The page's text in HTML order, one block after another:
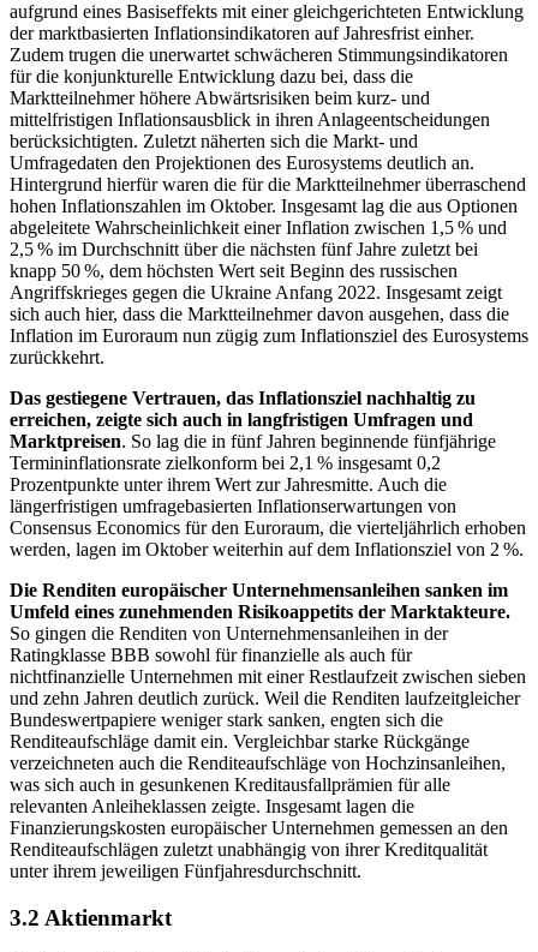
aufgrund eines Basiseffekts mit einer gleichgerichteten Entwicklung
der marktbasierten Inflationsindikatoren auf Jahresfrist einher.
Zudem trugen die unerwartet schwächeren Stimmungsindikatoren
für die konjunkturelle Entwicklung dazu bei, dass die
Marktteilnehmer höhere Abwärtsrisiken beim kurz- und
mittelfristigen Inflationsausblick in ihren Anlageentscheidungen
berücksichtigten. Zuletzt näherten sich die Markt- und
Umfragedaten den Projektionen des Eurosystems deutlich an.
Hintergrund hierfür waren die für die Marktteilnehmer überraschend
hohen Inflationszahlen im Oktober. Insgesamt lag die aus Optionen
abgeleitete Wahrscheinlichkeit einer Inflation zwischen 1,5 % und
2,5 % im Durchschnitt über die nächsten fünf Jahre zuletzt bei
knapp 50 %, dem höchsten Wert seit Beginn des russischen
Angriffskrieges gegen die Ukraine Anfang 2022. Insgesamt zeigt
sich auch hier, dass die Marktteilnehmer davon ausgehen, dass die
Inflation im Euroraum nun zügig zum Inflationsziel des Eurosystems
zurückkehrt.
Das gestiegene Vertrauen, das Inflationsziel nachhaltig zu
erreichen, zeigte sich auch in langfristigen Umfragen und
Marktpreisen. So lag die in fünf Jahren beginnende fünfjährige
Termininflationsrate zielkonform bei 2,1 % insgesamt 0,2
Prozentpunkte unter ihrem Wert zur Jahresmitte. Auch die
längerfristigen umfragebasierten Inflationserwartungen von
Consensus Economics für den Euroraum, die vierteljährlich erhoben
werden, lagen im Oktober weiterhin auf dem Inflationsziel von 2 %.
Die Renditen europäischer Unternehmensanleihen sanken im
Umfeld eines zunehmenden Risikoappetits der Marktakteure.
So gingen die Renditen von Unternehmensanleihen in der
Ratingklasse BBB sowohl für finanzielle als auch für
nichtfinanzielle Unternehmen mit einer Restlaufzeit zwischen sieben
und zehn Jahren deutlich zurück. Weil die Renditen laufzeitgleicher
Bundeswertpapiere weniger stark sanken, engten sich die
Renditeaufschläge damit ein. Vergleichbar starke Rückgänge
verzeichneten auch die Renditeaufschläge von Hochzinsanleihen,
was sich auch in gesunkenen Kreditausfallprämien für alle
relevanten Anleiheklassen zeigte. Insgesamt lagen die
Finanzierungskosten europäischer Unternehmen gemessen an den
Renditeaufschlägen zuletzt unabhängig von ihrer Kreditqualität
unter ihrem jeweiligen Fünfjahresdurchschnitt.
3.2 Aktienmarkt